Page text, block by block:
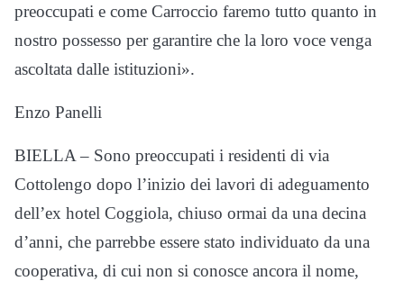
preoccupati e come Carroccio faremo tutto quanto in
nostro possesso per garantire che la loro voce venga
ascoltata dalle istituzioni».
Enzo Panelli
BIELLA – Sono preoccupati i residenti di via
Cottolengo dopo l’inizio dei lavori di adeguamento
dell’ex hotel Coggiola, chiuso ormai da una decina
d’anni, che parrebbe essere stato individuato da una
cooperativa, di cui non si conosce ancora il nome,